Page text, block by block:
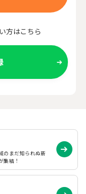
方はこちら
のまだ知られぬ新
集結！